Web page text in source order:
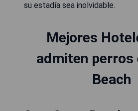
su estadía sea inolvidable.
Mejores
admiten perros
Beach